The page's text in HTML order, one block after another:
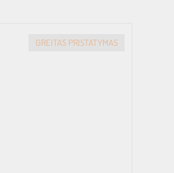
GREITAS PRISTATYMAS